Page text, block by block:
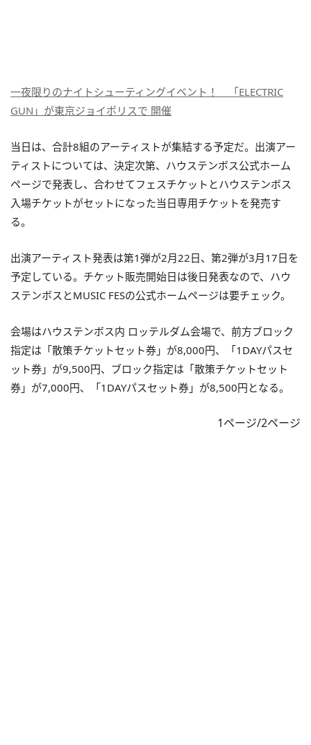
一夜限りのナイトシューティングイベント！ 「ELECTRIC
GUN」が東京ジョイポリスで 開催
当日は、合計8組のアーティストが集結する予定だ。出演アー
ティストについては、決定次第、ハウステンボス公式ホーム
ページで発表し、合わせてフェスチケットとハウステンボス
入場チケットがセットになった当日専用チケットを発売す
る。
出演アーティスト発表は第1弾が2月22日、第2弾が3月17日を
予定している。チケット販売開始日は後日発表なので、ハウ
ステンボスとMUSIC FESの公式ホームページは要チェック。
会場はハウステンボス内 ロッテルダム会場で、前方ブロック
指定は「散策チケットセット券」が8,000円、「1DAYパスセ
ット券」が9,500円、ブロック指定は「散策チケットセット
券」が7,000円、「1DAYパスセット券」が8,500円となる。
1ページ/2ページ